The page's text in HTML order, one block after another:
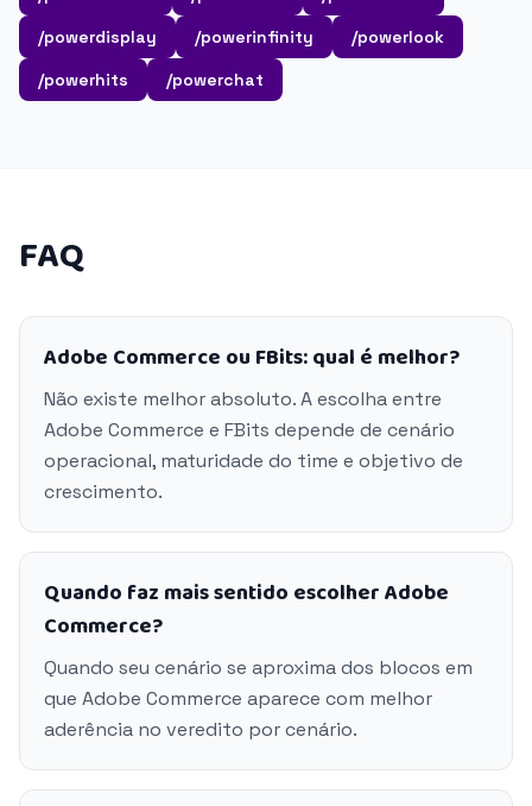
/powerdisplay
/powerinfinity
/powerlook
/powerhits
/powerchat
FAQ
Adobe Commerce ou FBits: qual é melhor?
Não existe melhor absoluto. A escolha entre
Adobe Commerce e FBits depende de cenário
operacional, maturidade do time e objetivo de
crescimento.
Quando faz mais sentido escolher Adobe
Commerce?
Quando seu cenário se aproxima dos blocos em
que Adobe Commerce aparece com melhor
aderência no veredito por cenário.